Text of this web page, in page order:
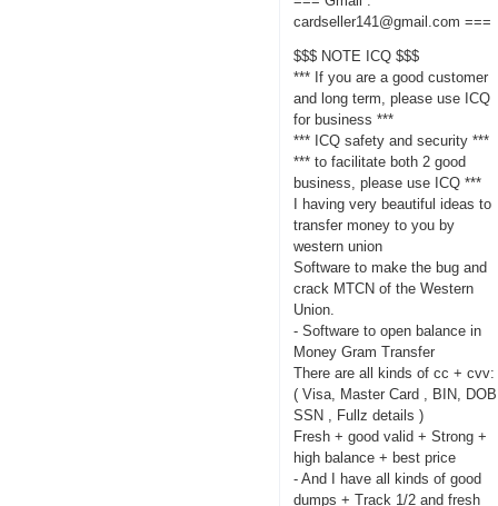
cardseller141@gmail.com ===
$$$ NOTE ICQ $$$
*** If you are a good customer
and long term, please use ICQ
for business ***
*** ICQ safety and security ***
*** to facilitate both 2 good
business, please use ICQ ***
I having very beautiful ideas to
transfer money to you by
western union
Software to make the bug and
crack MTCN of the Western
Union.
- Software to open balance in
Money Gram Transfer
There are all kinds of cc + cvv:
( Visa, Master Card , BIN,
SSN , Fullz details )
Fresh + good valid + Strong +
high balance + best price
- And I have all kinds of good
dumps + Track 1/2 and fresh